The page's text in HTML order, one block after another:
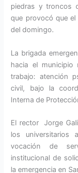
piedras y troncos
que provocó que el
del domingo.
La brigada
hacia el
trabajo: atención
civil, bajo la
Interna de
El rector Jorge
los universitarios
vocación de
institucional de
la emergencia en